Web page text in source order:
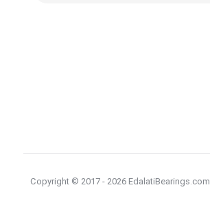
Copyright © 2017 - 2026 EdalatiBearings.com